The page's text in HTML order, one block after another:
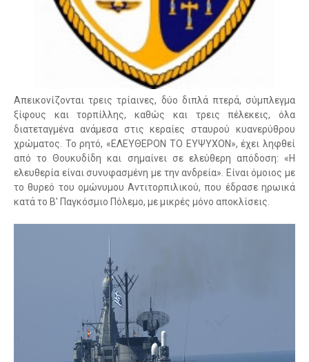
Aπεικονίζονται τρεις τρίαινες, δύο διπλά πτερά, σύμπλεγμα
ξίφους και τορπίλλης, καθώς και τρεις πέλεκεις, όλα
διατεταγμένα ανάμεσα στις κεραίες σταυρού κυανερύθρου
χρώματος. Το ρητό, «ΕΛΕΥΘΕΡΟΝ ΤΟ ΕΥΨΥΧΟΝ», έχει ληφθεί
από το Θουκυδίδη και σημαίνει σε ελεύθερη απόδοση: «Η
ελευθερία είναι συνυφασμένη με την ανδρεία». Είναι όμοιος με
το θυρεό του ομώνυμου Αντιτορπιλικού, που έδρασε ηρωικά
κατά το Β' Παγκόσμιο Πόλεμο, με μικρές μόνο αποκλίσεις.